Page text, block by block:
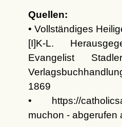
Quellen:
• Vollständiges
[I]K-L.
Evangelist
1869
• https://
muchon - abgerufen